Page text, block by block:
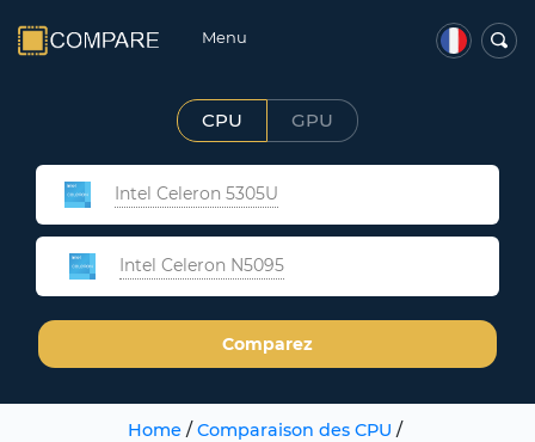
Menu
CPU GPU
Intel Celeron 5305U
Intel Celeron N5095
Comparez
Home / Comparaison des CPU /